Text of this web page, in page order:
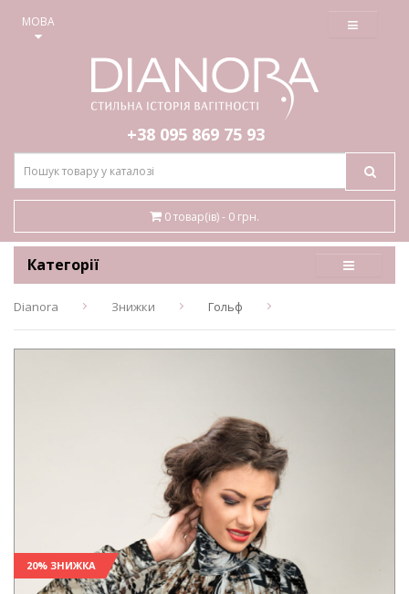
МОВА ≡
+38 095 869 75 93
0 товар(ів) - 0 грн.
Категорії
Dianora Знижки Гольф
20% ЗНИЖКА